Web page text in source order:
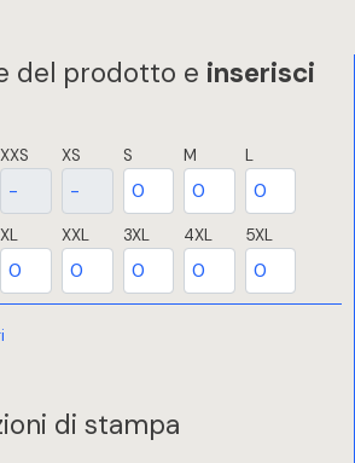
del prodotto e inserisci
XXS XS S M L
XL XXL 3XL 4XL 5XL
di stampa